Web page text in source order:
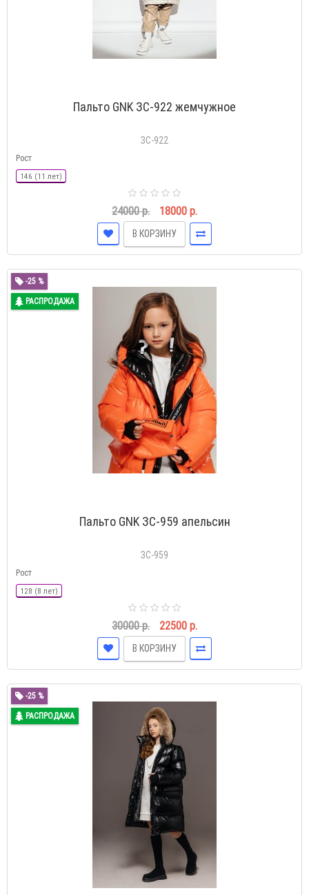
Пальто GNK ЗС-922 жемчужное
ЗС-922
Рост
146 (11 лет)
24000 р. 18000 р.
В КОРЗИНУ
-25 %
РАСПРОДАЖА
Пальто GNK ЗС-959 апельсин
ЗС-959
Рост
128 (8 лет)
30000 р. 22500 р.
В КОРЗИНУ
-25 %
РАСПРОДАЖА